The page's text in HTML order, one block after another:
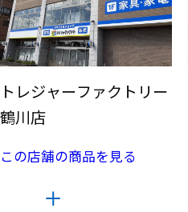
トレジャーファクトリー
鶴川店
この店舗の商品を見る